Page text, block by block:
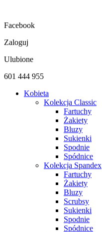
treści
Facebook
Zaloguj
Ulubione
601 444 955
Kobieta
Kolekcja Classic
Fartuchy
Żakiety
Bluzy
Sukienki
Spodnie
Spódnice
Kolekcja Spandex
Fartuchy
Żakiety
Bluzy
Scrubsy
Sukienki
Spodnie
Spódnice